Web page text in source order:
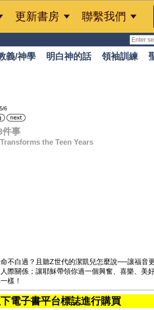
更新書房  聯繫我們 
義/神學 明白神的話 領袖訓練
6
件事
the Teen Years
不白過？且聽Z世代的潔凱兒怎麼說──讓福音
際關係；讓耶穌帶領你過一個興奮、喜樂、美
樣！
電子書平台標誌進行購買